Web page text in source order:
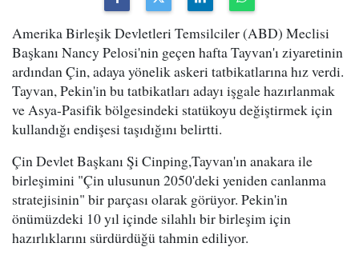
Amerika Birleşik Devletleri Temsilciler (ABD) Meclisi
Başkanı Nancy Pelosi'nin geçen hafta Tayvan'ı ziyaretinin
ardından Çin, adaya yönelik askeri tatbikatlarına hız verdi.
Tayvan, Pekin'in bu tatbikatları adayı işgale hazırlanmak
ve Asya-Pasifik bölgesindeki statükoyu değiştirmek için
kullandığı endişesi taşıdığını belirtti.
Çin Devlet Başkanı Şi Cinping,Tayvan'ın anakara ile
birleşimini "Çin ulusunun 2050'deki yeniden canlanma
stratejisinin" bir parçası olarak görüyor. Pekin'in
önümüzdeki 10 yıl içinde silahlı bir birleşim için
hazırlıklarını sürdürdüğü tahmin ediliyor.